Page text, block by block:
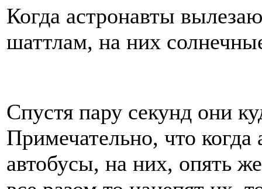
Когда астронавты
шаттлам, на них
Спустя пару секунд они
Примечательно, что когда
автобусы, на них, опять